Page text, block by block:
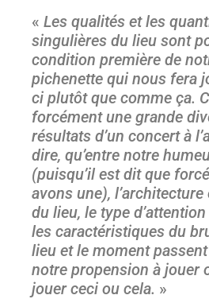
« Les qualités et les
singulières du lieu sont
condition première de
pichenette qui nous fera
ci plutôt que comme ça.
forcément une grande
résultats d’un concert à
dire, qu’entre notre
(puisqu’il est dit que
avons une), l’architecture
du lieu, le type
les caractéristiques du
lieu et le moment
notre propension à jouer
jouer ceci ou cela. »